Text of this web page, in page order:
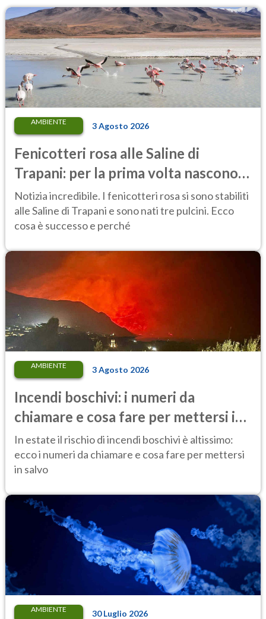
AMBIENTE 3 Agosto 2026
Fenicotteri rosa alle Saline di
Trapani: per la prima volta nascono
tre pulcini nella riserva
Notizia incredibile. I fenicotteri rosa si sono stabiliti
alle Saline di Trapani e sono nati tre pulcini. Ecco
cosa è successo e perché
AMBIENTE 3 Agosto 2026
Incendi boschivi: i numeri da
chiamare e cosa fare per mettersi in
salvo
In estate il rischio di incendi boschivi è altissimo:
ecco i numeri da chiamare e cosa fare per mettersi
in salvo
AMBIENTE 30 Luglio 2026